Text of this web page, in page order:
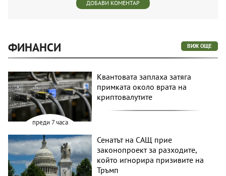
ДОБАВИ КОМЕНТАР
ФИНАНСИ ВИЖ ОЩЕ
преди 7 часа
Квантовата заплаха затяга
примката около врата на
криптовалутите
Сенатът на САЩ прие
законопроект за разходите,
който игнорира призивите на
Тръмп